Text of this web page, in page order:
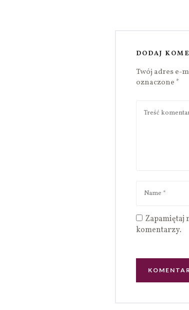
DODAJ
Twój adres e-
oznaczone *
Zapamiętaj
komentarzy.